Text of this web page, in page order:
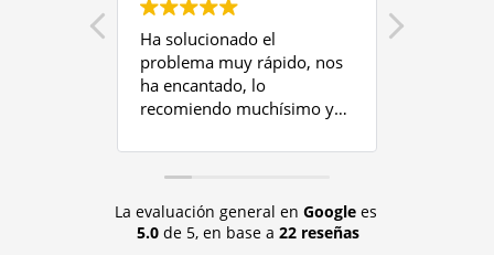
Ha solucionado el
problema muy rápido, nos
ha encantado, lo
recomiendo muchísimo y
llamar en cuanto me haga
falta.
La evaluación general en Google es
5.0 de 5, en base a 22 reseñas